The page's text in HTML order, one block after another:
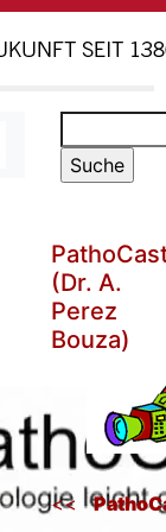
(Dr. A.
Perez
Bouza)
<<